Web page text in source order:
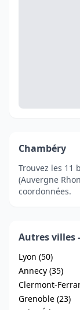
Chambéry
Trouvez les 11
(Auvergne
coordonnées.
Autres villes
Lyon (50)
Annecy (35)
Clermont-
Grenoble (23)